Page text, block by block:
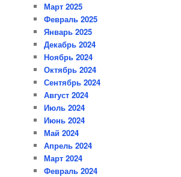
Март 2025
Февраль 2025
Январь 2025
Декабрь 2024
Ноябрь 2024
Октябрь 2024
Сентябрь 2024
Август 2024
Июль 2024
Июнь 2024
Май 2024
Апрель 2024
Март 2024
Февраль 2024